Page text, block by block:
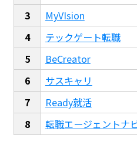
MyVIsion
テックゲート転職
BeCreator
サスキャリ
Ready就活
転職エージェントナ